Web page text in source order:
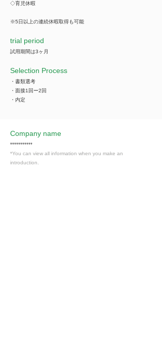
◇育児休暇
※5日以上の連続休暇取得も可能
trial period
試用期間は3ヶ月
Selection Process
・書類選考
・面接1回ー2回
・内定
Company name
***********
*You can view all information when you make an
introduction.